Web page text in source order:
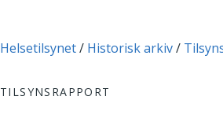
Du er her:
Helsetilsynet Historisk arkiv
TILSYNSRAPPORT